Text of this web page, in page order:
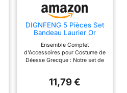
DIGNFENG 5 Pièces Set
Bandeau Laurier Or
Costume
Ensemble Complet
d'Accessoires pour Costume de
Déesse Grecque : Notre set de
pour un look authentique : une
11,79 €